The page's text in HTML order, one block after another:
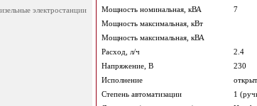
электростанции
Мощность номинальная, кВА
7
Мощность максимальная, кВт
Мощность максимальная, кВА
Расход, л/ч
2.4
Напряжение, В
230
Исполнение
Степень автоматизации
1